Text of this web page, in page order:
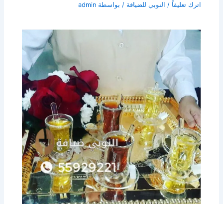
اترك تعليقاً / النوبي للضيافة / بواسطة admin